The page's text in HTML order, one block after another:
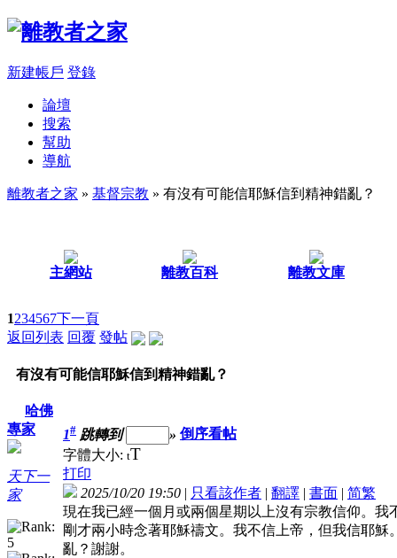
新建帳戶 登錄
論壇
搜索
幫助
導航
離教者之家 » 基督宗教 » 有沒有可能信耶穌信到精神錯亂？
主網站 離教百科 離教文庫
1234567下一頁
返回列表 回覆 發帖
有沒有可能信耶穌信到精神錯亂？
哈佛
專家
天下一
家
1# 跳轉到 » 倒序看帖
字體大小: tT
打印
2025/10/20 19:50 | 只看該作者 | 翻譯 | 書面 | 简繁
現在我已經一個月或兩個星期以上沒有宗教信仰。
剛才兩小時念著耶穌禱文。我不信上帝，但我信耶
亂？謝謝。